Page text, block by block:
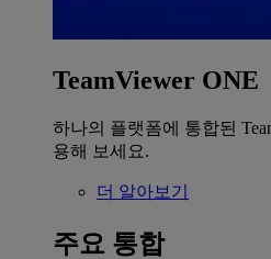
TeamViewer ONE
하나의 플랫폼에 통합된
용해 보세요.
더 알아보기
주요 통합